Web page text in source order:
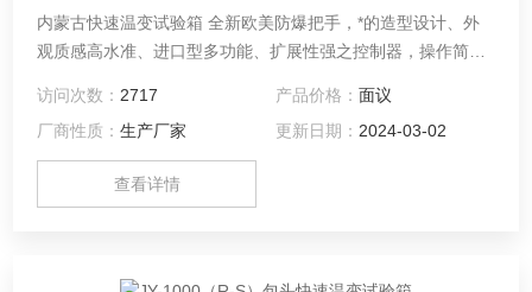
内蒙古快速温变试验箱 全新欧美防爆把手，*的造型设计、外
观质感高水准、进口型多功能、扩展性强之控制器，操作简
访问次数： 2717 产品价格： 面议
厂商性质：生产厂家 更新日期： 2024-03-02
查看详情